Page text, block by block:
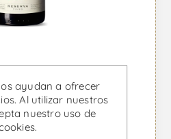
- Vino Tinto
IVA incl.
ayudan a ofrecer
Al utilizar nuestros
nuestro uso de